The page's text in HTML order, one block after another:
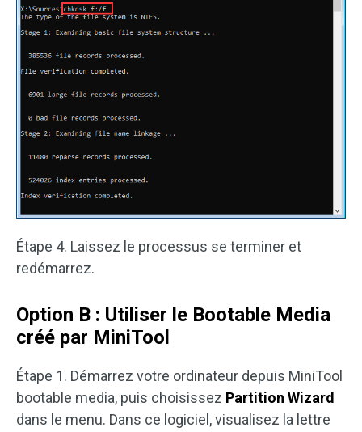
Étape 4. Laissez le processus se terminer et
redémarrez.
Option B : Utiliser le Bootable Media
créé par MiniTool
Étape 1. Démarrez votre ordinateur depuis MiniTool
bootable media, puis choisissez Partition Wizard
dans le menu. Dans ce logiciel, visualisez la lettre